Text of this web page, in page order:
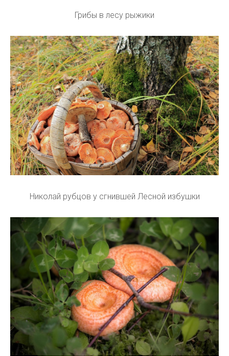
Грибы в лесу рыжики
Николай рубцов у сгнившей Лесной избушки